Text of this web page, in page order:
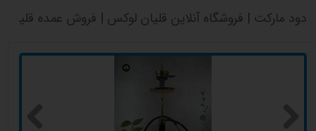
دود مارکت | فروشگاه آنلاین قلیان لوکس | فروش عمده قلیان